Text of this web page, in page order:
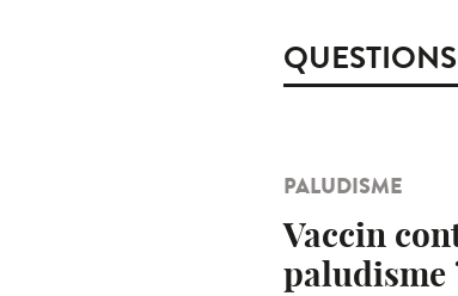
PALUDISME
Vaccin
paludisme